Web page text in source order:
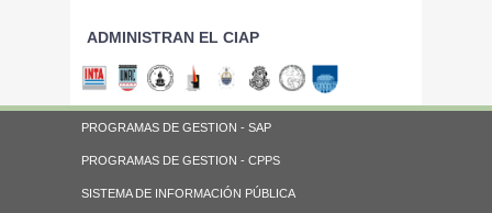
ADMINISTRAN EL CIAP
PROGRAMAS DE GESTION - SAP
PROGRAMAS DE GESTION - CPPS
SISTEMA DE INFORMACIÓN PÚBLICA